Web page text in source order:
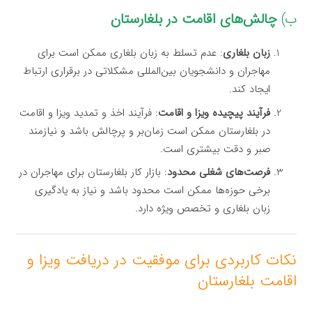
ب)چالش‌های اقامت در بلغارستان
زبان بلغاری: عدم تسلط به زبان بلغاری ممکن است برای
مهاجران و دانشجویان بین‌المللی مشکلاتی در برقراری ارتباط
ایجاد کند.
فرآیند پیچیده ویزا و اقامت: فرآیند اخذ و تمدید ویزا و اقامت
در بلغارستان ممکن است زمان‌بر و پرچالش باشد و نیازمند
صبر و دقت بیشتری است.
فرصت‌های شغلی محدود: بازار کار بلغارستان برای مهاجران در
برخی حوزه‌ها ممکن است محدود باشد و نیاز به یادگیری
زبان بلغاری و تخصص ویژه دارد.
نکات کاربردی برای موفقیت در دریافت ویزا و
اقامت بلغارستان